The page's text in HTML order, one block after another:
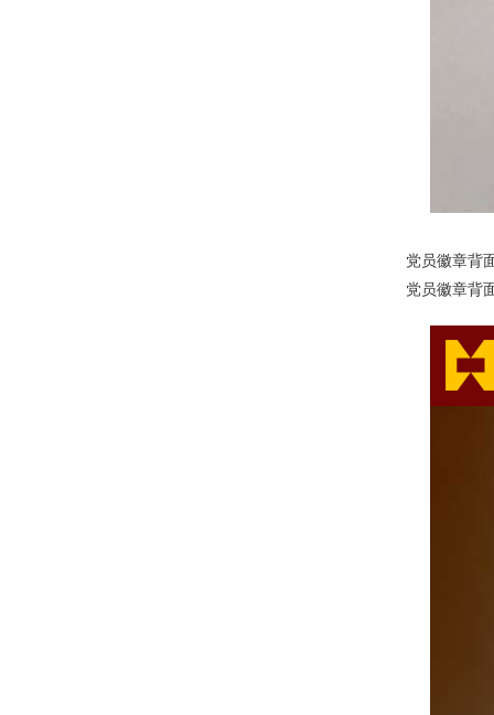
党员徽章背面：标
党员徽章背面：标